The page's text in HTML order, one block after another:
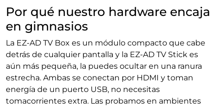
Por qué nuestro hardware encaja
en gimnasios
La EZ-AD TV Box es un módulo compacto que cabe
detrás de cualquier pantalla y la EZ-AD TV Stick es
aún más pequeña, la puedes ocultar en una ranura
estrecha. Ambas se conectan por HDMI y toman
energía de un puerto USB, no necesitas
tomacorrientes extra. Las probamos en ambientes